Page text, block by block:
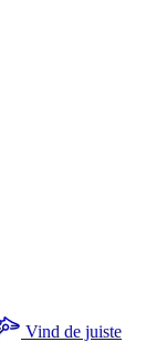
Vind de juiste